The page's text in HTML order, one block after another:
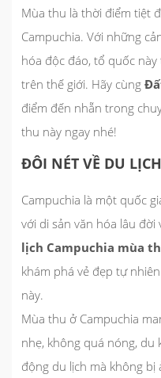
Mùa thu là thời điểm tiệt
Campuchia. Với những
hóa độc đáo, tổ quốc
trên thế giới. Hãy cùng
điểm đến nhẵn trong
thu này ngay nhé!
ĐÔI NÉT VỀ DU
Campuchia là một quốc
với di sản văn hóa lâu
lịch Campuchia mùa
khám phá vẻ đẹp tự
này.
Mùa thu ở Campuchia
nhẹ, không quá nóng, du
động du lịch mà không